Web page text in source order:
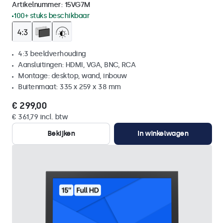
Artikelnummer: 15VG7M
100+ stuks beschikbaar
4:3 beeldverhouding
Aansluitingen: HDMI, VGA, BNC, RCA
Montage: desktop, wand, inbouw
Buitenmaat: 335 x 259 x 38 mm
€ 299,00
€ 361,79 incl. btw
Bekijken
In winkelwagen